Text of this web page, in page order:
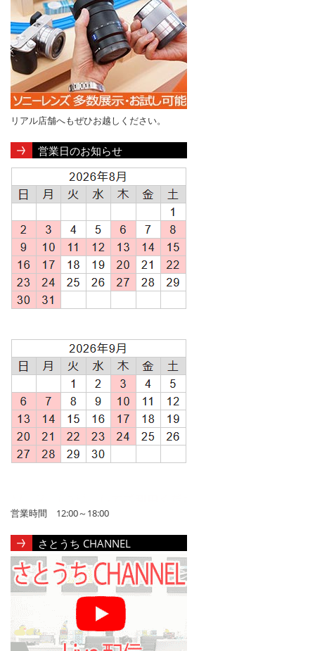
リアル店舗へもぜひお越しください。
営業日のお知らせ
営業時間 12:00～18:00
さとうち CHANNEL